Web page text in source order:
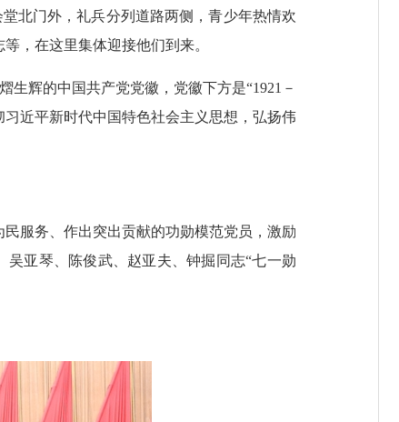
北门外，礼兵分列道路两侧，青少年热情欢
，在这里集体迎接他们到来。
生辉的中国共产党党徽，党徽下方是“1921－
近平新时代中国特色社会主义思想，弘扬伟
服务、作出突出贡献的功勋模范党员，激励
亚琴、陈俊武、赵亚夫、钟掘同志“七一勋